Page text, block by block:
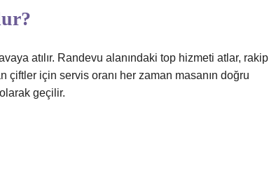
atılır. Randevu alanındaki top hizmeti atlar, rakip
için servis oranı her zaman masanın doğru
olarak geçilir.